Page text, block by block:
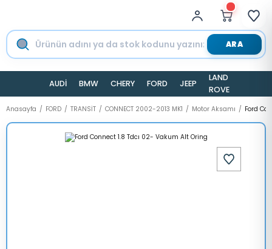
ARA
AUDİ BMW CHERY FORD JEEP
LAND
ROVER
Anasayfa FORD TRANSİT CONNECT 2002-2013 MK1 Motor Aksamı Ford